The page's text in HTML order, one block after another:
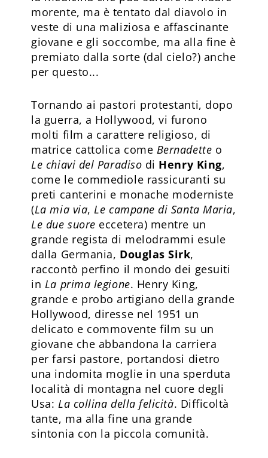
morente, ma è tentato dal diavolo in
veste di una maliziosa e affascinante
giovane e gli soccombe, ma alla fine è
premiato dalla sorte (dal cielo?) anche
per questo...
Tornando ai pastori protestanti, dopo
la guerra, a Hollywood, vi furono
molti film a carattere religioso, di
matrice cattolica come Bernadette o
Le chiavi del Paradiso di Henry King,
come le commediole rassicuranti su
preti canterini e monache moderniste
(La mia via, Le campane di Santa Maria,
Le due suore eccetera) mentre un
grande regista di melodrammi esule
dalla Germania, Douglas Sirk,
raccontò perfino il mondo dei gesuiti
in La prima legione. Henry King,
grande e probo artigiano della grande
Hollywood, diresse nel 1951 un
delicato e commovente film su un
giovane che abbandona la carriera
per farsi pastore, portandosi dietro
una indomita moglie in una sperduta
località di montagna nel cuore degli
Usa: La collina della felicità. Difficoltà
tante, ma alla fine una grande
sintonia con la piccola comunità.